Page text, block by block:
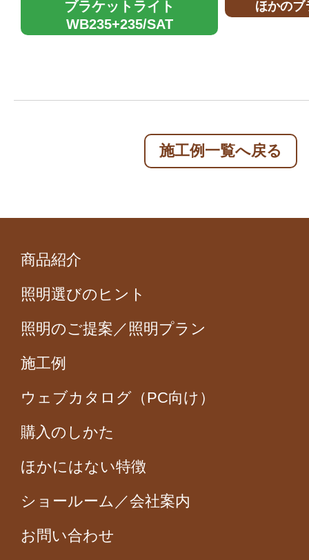
ブラケットライト
WB235+235/SAT
ほかのブ
施工例一覧へ戻る
商品紹介
照明選びのヒント
照明のご提案／照明プラン
施工例
ウェブカタログ（PC向け）
購入のしかた
ほかにはない特徴
ショールーム／会社案内
お問い合わせ